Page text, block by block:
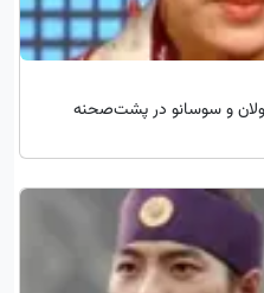
سولان و سوسانو در پشت‌صحنه